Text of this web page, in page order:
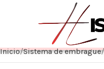
Inicio Sistema de embrague